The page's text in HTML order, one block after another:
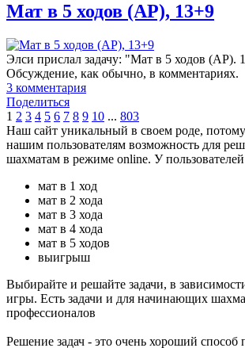
Мат в 5 ходов (AP), 13+9
Элси прислал задачу: "Мат в 5 ходов (AP).
Обсуждение, как обычно, в комментариях.
3 комментария
Поделиться
1 2 3 4 5 6 7 8 9 10 ... 803
Наш сайт уникальный в своем роде, потому
нашим пользователям возможность для
шахматам в режиме online. У пользователей
мат в 1 ход
мат в 2 хода
мат в 3 хода
мат в 4 хода
мат в 5 ходов
выигрыш
Выбирайте и решайте задачи, в
игры. Есть задачи и для начинающих
профессионалов
Решение задач - это очень хороший